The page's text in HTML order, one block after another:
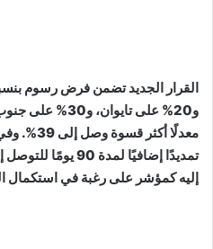
و20% على
معدلًا
تمديدًا إضافيًا لمدة
إليه كمؤشر على رغبة في استكمال